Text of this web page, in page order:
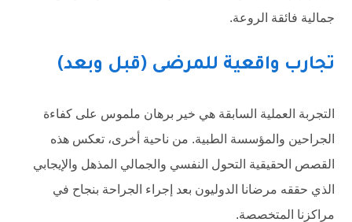
جمالية فائقة الروعة.
تجارب واقعية للمرضى (قبل وبعد)
التجربة العملية السابقة هي خير برهان ملموس على كفاءة
الجراحين والمؤسسة الطبية. من ناحية أخرى، تعكس هذه
القصص الحقيقية التحول النفسي والجمالي المذهل والإيجابي
الذي حققه مرضانا الدوليون بعد إجراء الجراحة بنجاح في
مراكزنا المتخصصة.